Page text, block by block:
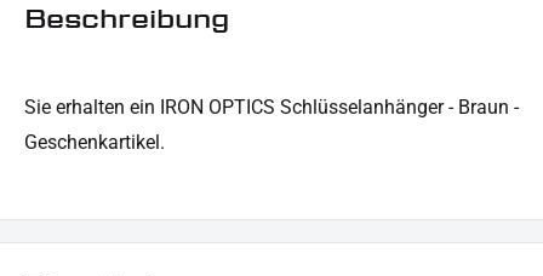
Beschreibung
Sie erhalten ein IRON OPTICS Schlüsselanhänger - Braun -
Geschenkartikel.